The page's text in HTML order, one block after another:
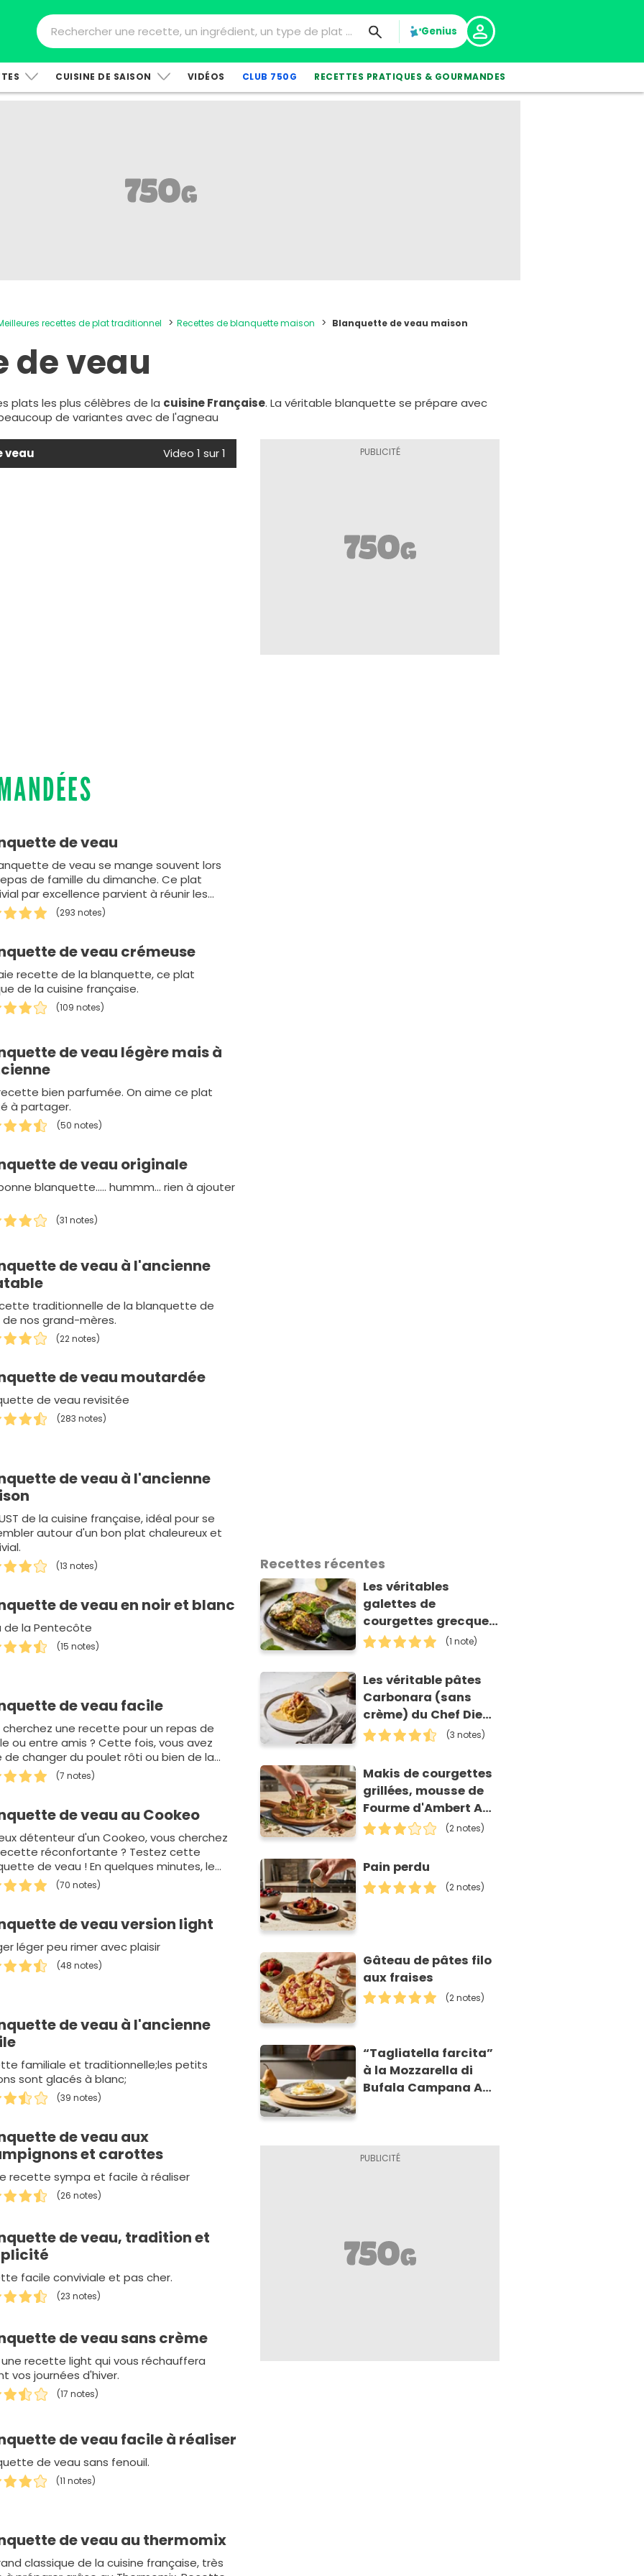
Genius
CUISINE DE SAISON VIDÉOS CLUB 750G RECETTES PRATIQUES & GOURMANDES
recettes de plat traditionnel Recettes de blanquette maison Blanquette de veau maison
de veau
plats les plus célèbres de la cuisine Française. La véritable blanquette se prépare avec
de variantes avec de l'agneau
veau Video 1 sur 1
de veau
de veau se mange souvent lors
de famille du dimanche. Ce plat
par excellence parvient à réunir les
de viand…(293 notes)
de veau crémeuse
recette de la blanquette, ce plat
de la cuisine française.
(109 notes)
de veau légère mais à
bien parfumée. On aime ce plat
à partager.
(50 notes)
de veau originale
blanquette..... hummm... rien à ajouter
(31 notes)
de veau à l'ancienne
traditionnelle de la blanquette de
de nos grand-mères.
(22 notes)
de veau moutardée
de veau revisitée
(283 notes)
de veau à l'ancienne
de la cuisine française, idéal pour se
autour d'un bon plat chaleureux et
(13 notes)
de veau en noir et blanc
de la Pentecôte
(15 notes)
de veau facile
cherchez une recette pour un repas de
ou entre amis ? Cette fois, vous avez
de changer du poulet rôti ou bien de la
Pourquoi ne p…
(7 notes)
de veau au Cookeo
détenteur d'un Cookeo, vous cherchez
réconfortante ? Testez cette
de veau ! En quelques minutes, le
s'occu…
(70 notes)
de veau version light
léger peu rimer avec plaisir
(48 notes)
de veau à l'ancienne
familiale et traditionnelle;les petits
sont glacés à blanc;
(39 notes)
de veau aux
et carottes
recette sympa et facile à réaliser
(26 notes)
de veau, tradition et
facile conviviale et pas cher.
(23 notes)
de veau sans crème
une recette light qui vous réchauffera
vos journées d'hiver.
(17 notes)
de veau facile à réaliser
de veau sans fenouil.
(11 notes)
de veau au thermomix
classique de la cuisine française, très
Recettes récentes
Les véritables
galettes de
courgettes grecques
(kolokithokeftedes)
(1 note)
Les véritable pâtes
Carbonara (sans
crème) du Chef Diego
Accettulli
(3 notes)
Makis de courgettes
grillées, mousse de
Fourme d'Ambert AOP
et tomates séchées
(2 notes)
Pain perdu
(2 notes)
Gâteau de pâtes filo
aux fraises
(2 notes)
“Tagliatella farcita”
à la Mozzarella di
Bufala Campana AOP
croustillants de